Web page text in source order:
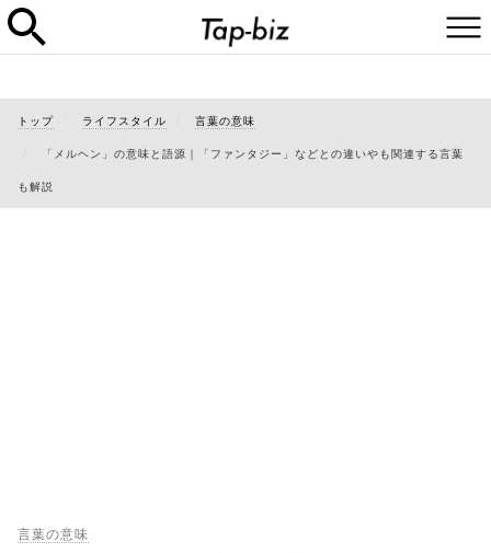
トップ ライフスタイル 言葉の意味
「メルヘン」の意味と語源｜「ファンタジー」などとの違いやも関連する言葉
も解説
言葉の意味